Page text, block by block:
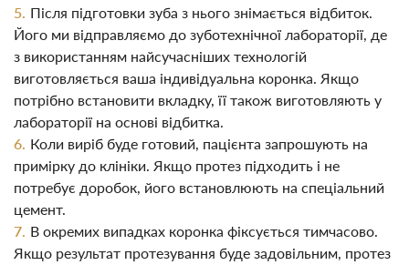
Після підготовки зуба з нього знімається відбиток.
Його ми відправляємо до зуботехнічної лабораторії, де
з використанням найсучасніших технологій
виготовляється ваша індивідуальна коронка. Якщо
потрібно встановити вкладку, її також виготовляють у
лабораторії на основі відбитка.
Коли виріб буде готовий, пацієнта запрошують на
примірку до клініки. Якщо протез підходить і не
потребує доробок, його встановлюють на спеціальний
цемент.
В окремих випадках коронка фіксується тимчасово.
Якщо результат протезування буде задовільним, протез